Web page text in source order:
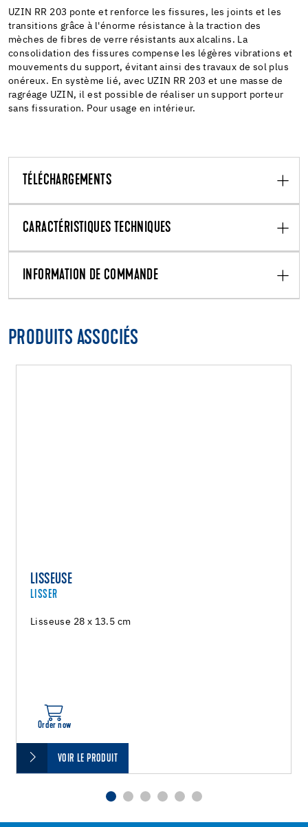
UZIN RR 203 ponte et renforce les fissures, les joints et les
transitions grâce à l'énorme résistance à la traction des
mèches de fibres de verre résistants aux alcalins. La
consolidation des fissures compense les légères vibrations et
mouvements du support, évitant ainsi des travaux de sol plus
onéreux. En système lié, avec UZIN RR 203 et une masse de
ragréage UZIN, il est possible de réaliser un support porteur
sans fissuration. Pour usage en intérieur.
TÉLÉCHARGEMENTS
CARACTÉRISTIQUES TECHNIQUES
INFORMATION DE COMMANDE
PRODUITS ASSOCIÉS
LISSEUSE
LISSER
Lisseuse 28 x 13.5 cm
Order now
VOIR LE PRODUIT